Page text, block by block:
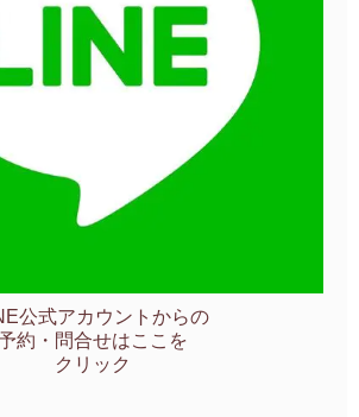
公式アカウントからの
約・問合せはここを
クリック